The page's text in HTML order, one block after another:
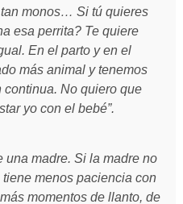
monos… Si tú quieres
esa perrita? Te quiere
En el parto y en el
más animal y tenemos
No quiero que
yo con el bebé”.
una madre. Si la madre no
menos paciencia con
momentos de llanto, de